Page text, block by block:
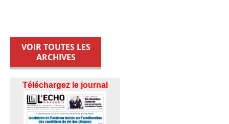
VOIR TOUTES LES
ARCHIVES